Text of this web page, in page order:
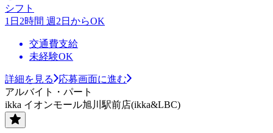
シフト
1日2時間 週2日からOK
交通費支給
未経験OK
詳細を見る
応募画面に進む
アルバイト・パート
ikka イオンモール旭川駅前店(ikka&LBC)